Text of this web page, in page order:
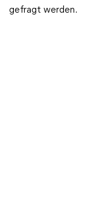
gefragt werden.